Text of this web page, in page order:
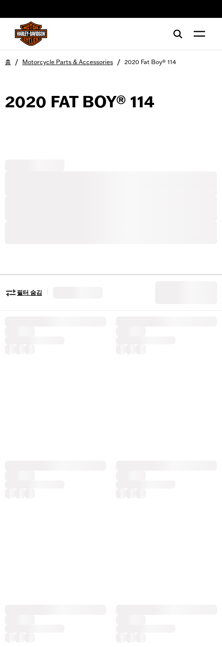
홈 / Motorcycle Parts & Accessories / 2020 Fat Boy® 114
2020 FAT BOY® 114
필터 숨김